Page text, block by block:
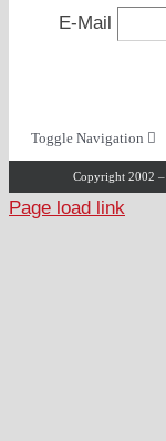
E-Mail
Toggle Navigation
Horst Gassner – Über
Copyright 2002
Page load link